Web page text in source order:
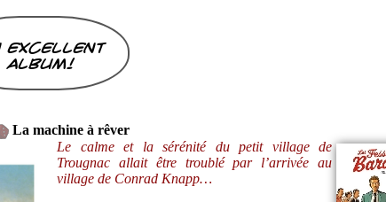
excellent
album!
La machine à rêver
Le calme et la sérénité du petit village de
Trougnac allait être troublé par l’arrivée au
village de Conrad Knapp…